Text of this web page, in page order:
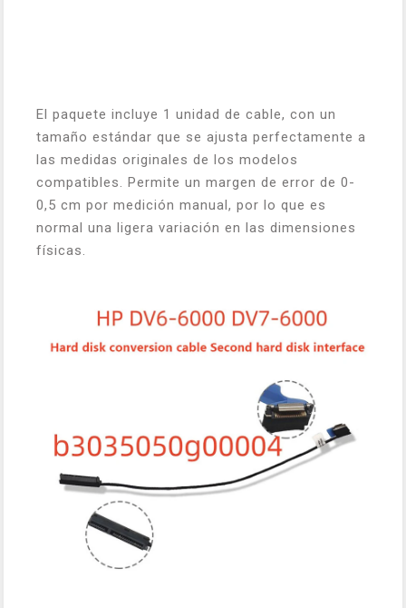
El paquete incluye 1 unidad de cable, con un
tamaño estándar que se ajusta perfectamente a
las medidas originales de los modelos
compatibles. Permite un margen de error de 0-
0,5 cm por medición manual, por lo que es
normal una ligera variación en las dimensiones
físicas.